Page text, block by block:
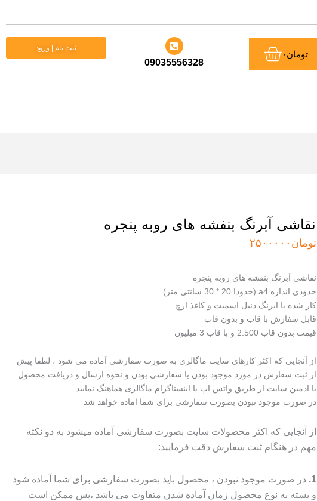
تومان ۰سبد
خرید
09035556328
ثبت نام | ورود
نقاشی آبرنگ بنفشه های روبه پنجره
تومان ۲۵۰۰۰۰۰
نقاشی آبرنگ بنفشه های روبه پنجره
حدودی اندازه a4 (حدودا 20 * 30 سانتی متر)
کار شده با ابرنگ دنیل اسمیت و کاغذ ارچ
قابل سفارش با قاب و بدون قاب
قیمت بدون قاب 2.500 و با قاب 3 میلیون
از آنجایی که اکثر کارهای سایت ماگالری به صورت سفارشی آماده می شود ، لطفا پیش
از ثبت سفارش در مورد موجود بودن یا سفارشی بودن و نحوه ارسال و دریافت محصول
با ادمین سایت از طریق واتس اپ یا اینستاگرام ماگالری هماهنگ نمایید.
در صورت موجود نبودن بصورت سفارشی برای شما اماده خواهد شد
از آنجایی که اکثر محصولات سایت بصورت سفارشی آماده میشود به دو نکته
مهم در هنگام ثبت سفارش دقت فرمایید:
1. در صورت موجود نبودن ، محصول باید بصورت سفارشی برای شما آماده شود
و بسته به نوع محصول زمان آماده شدن متفاوت می باشد ،پس ممکن است